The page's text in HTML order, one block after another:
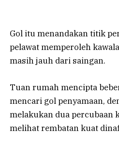
Gol itu menandakan titik
pelawat memperoleh
masih jauh dari saingan.
Tuan rumah mencipta
mencari gol penyamaan,
melakukan dua percubaan
melihat rembatan kuat